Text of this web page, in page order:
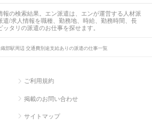
の検索結果。エン派遣は、エンが運営する人材派
/求人情報を職種、勤務地、時給、勤務時間、長
タリの派遣のお仕事を探せます。
織部駅周辺 交通費別途支給ありの派遣の仕事一覧
ご利用規約
掲載のお問い合わせ
サイトマップ